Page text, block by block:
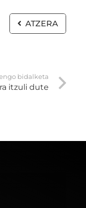
ATZERA
bidalketa
itzuli dute